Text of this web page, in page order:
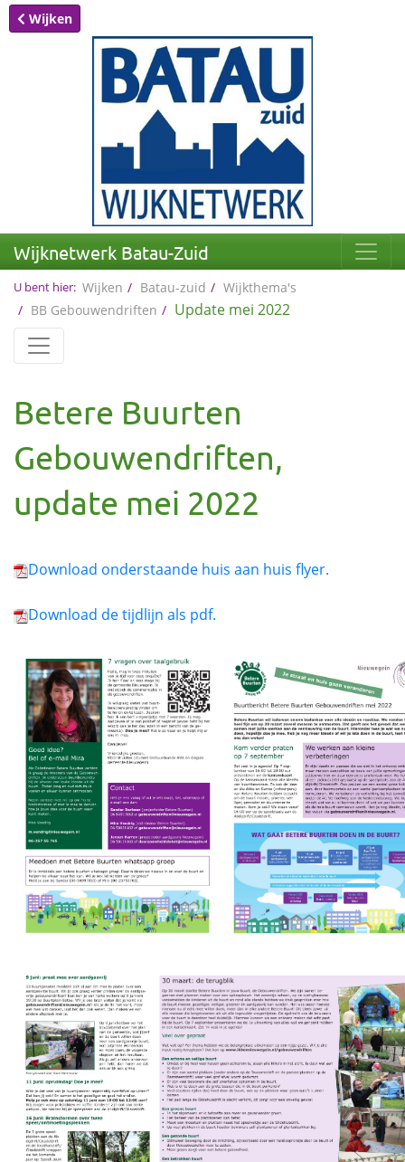
Wijken
Wijknetwerk Batau-Zuid
U bent hier: Wijken Batau-zuid
Wijkthema's
BB Gebouwendriften
Update mei 2022
Betere Buurten
Gebouwendriften,
update mei 2022
Download onderstaande huis aan huis flyer.
Download de tijdlijn als pdf.